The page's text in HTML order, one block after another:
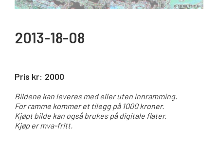
2013-18-08
Pris kr: 2000
Bildene kan leveres med eller uten innramming.
For ramme kommer et tilegg på 1000 kroner.
Kjøpt bilde kan også brukes på digitale flater.
Kjøp er mva-fritt.